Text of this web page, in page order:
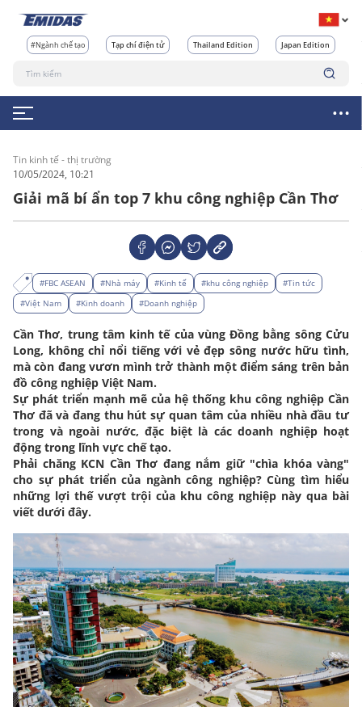
#Ngành chế tạo Tạp chí điện tử Thailand Edition Japan Edition
Tin kinh tế - thị trường
10/05/2024, 10:21
Giải mã bí ẩn top 7 khu công nghiệp Cần Thơ
#FBC ASEAN #Nhà máy #Kinh tế #khu công nghiệp
#Tin tức
#Việt Nam
#Kinh doanh #Doanh nghiệp
Cần Thơ, trung tâm kinh tế của vùng Đồng bằng sông Cửu
Long, không chỉ nổi tiếng với vẻ đẹp sông nước hữu tình,
mà còn đang vươn mình trở thành một điểm sáng trên bản
đồ công nghiệp Việt Nam.
Sự phát triển mạnh mẽ của hệ thống khu công nghiệp Cần
Thơ đã và đang thu hút sự quan tâm của nhiều nhà đầu tư
trong và ngoài nước, đặc biệt là các doanh nghiệp hoạt
động trong lĩnh vực chế tạo.
Phải chăng KCN Cần Thơ đang nắm giữ "chìa khóa vàng"
cho sự phát triển của ngành công nghiệp? Cùng tìm hiểu
những lợi thế vượt trội của khu công nghiệp này qua bài
viết dưới đây.